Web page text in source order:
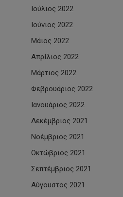
Ιούλιος 2022
Ιούνιος 2022
Μάιος 2022
Απρίλιος 2022
Μάρτιος 2022
Φεβρουάριος 2022
Ιανουάριος 2022
Δεκέμβριος 2021
Νοέμβριος 2021
Οκτώβριος 2021
Σεπτέμβριος 2021
Αύγουστος 2021